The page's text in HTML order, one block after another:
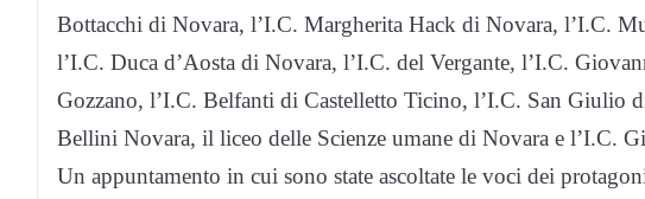
Bottacchi di Novara, l’I.C. Margherita Hack di Novara, l’I.C.
l’I.C. Duca d’Aosta di Novara, l’I.C. del Vergante, l’I.C.
Gozzano, l’I.C. Belfanti di Castelletto Ticino, l’I.C. San Giulio
Bellini Novara, il liceo delle Scienze umane di Novara e l’I.C.
Un appuntamento in cui sono state ascoltate le voci dei